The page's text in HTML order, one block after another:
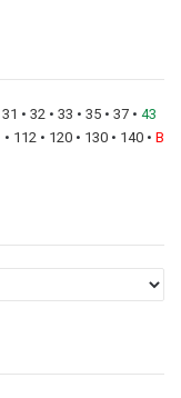
31 • 32 • 33 • 35 • 37 • 43
• 112 • 120 • 130 • 140 • B